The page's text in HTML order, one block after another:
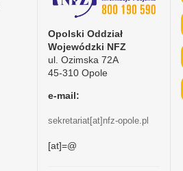
Opolski Oddział
Wojewódzki NFZ
ul. Ozimska 72A
45-310 Opole
e-mail:
sekretariat[at]nfz-opole.pl
[at]=@